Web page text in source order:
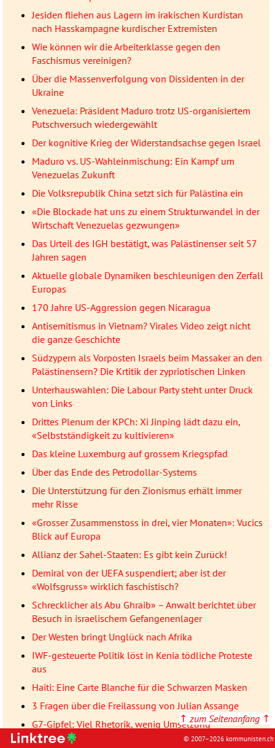
Jesiden fliehen aus Lagern im irakischen Kurdistan
nach Hasskampagne kurdischer Extremisten
Wie können wir die Arbeiterklasse gegen den
Faschismus vereinigen?
Über die Massenverfolgung von Dissidenten in der
Ukraine
Venezuela: Präsident Maduro trotz US-organisiertem
Putschversuch wiedergewählt
Der kognitive Krieg der Widerstandsachse gegen Israel
Maduro vs. US-Wahleinmischung: Ein Kampf um
Venezuelas Zukunft
Die Volksrepublik China setzt sich für Palästina ein
«Die Blockade hat uns zu einem Strukturwandel in der
Wirtschaft Venezuelas gezwungen»
Das Urteil des IGH bestätigt, was Palästinenser seit 57
Jahren sagen
Aktuelle globale Dynamiken beschleunigen den Zerfall
Europas
170 Jahre US-Aggression gegen Nicaragua
Antisemitismus in Vietnam? Virales Video zeigt nicht
die ganze Geschichte
Südzypern als Vorposten Israels beim Massaker an den
Palästinensern? Die Krtitik der zypriotischen Linken
Unterhauswahlen: Die Labour Party steht unter Druck
von Links
Drittes Plenum der KPCh: Xi Jinping lädt dazu ein,
«Selbstständigkeit zu kultivieren»
Das kleine Luxemburg auf grossem Kriegspfad
Über das Ende des Petrodollar-Systems
Die Unterstützung für den Zionismus erhält immer
mehr Risse
«Grosser Zusammenstoss in drei, vier Monaten»: Vucics
Blick auf Europa
Allianz der Sahel-Staaten: Es gibt kein Zurück!
Demiral von der UEFA suspendiert; aber ist der
«Wolfsgruss» wirklich faschistisch?
Schrecklicher als Abu Ghraib» – Anwalt berichtet über
Besuch in israelischem Gefangenenlager
Der Westen bringt Unglück nach Afrika
IWF-gesteuerte Politik löst in Kenia tödliche Proteste
aus
Haiti: Eine Carte Blanche für die Schwarzen Masken
3 Fragen über die Freilassung von Julian Assange
G7-Gipfel: Viel Rhetorik, wenig Umsetzung
Kollabierendes Imperium: Georgien und Russland
↑ zum Seitenanfang ↑
© 2007–2026 kommunisten.ch